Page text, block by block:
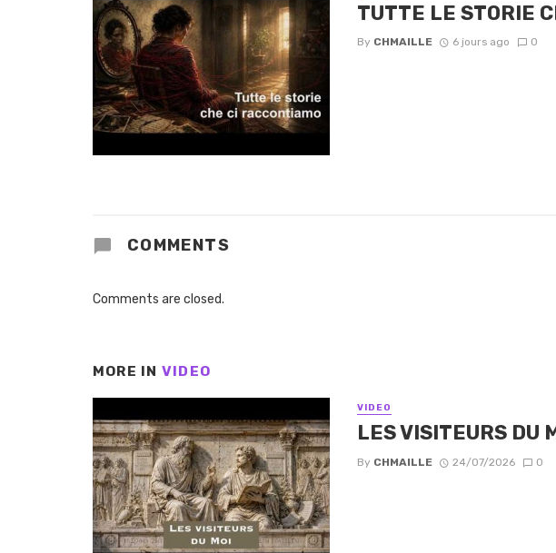
TUTTE LE STORIE
By CHMAILLE 6 jours ago 0
COMMENTS
Comments are closed.
MORE IN VIDEO
VIDEO
LES VISITEURS DU
By CHMAILLE 24/07/2026 0